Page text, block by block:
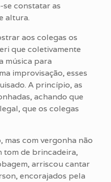
constatar as
altura.
aos colegas os
que coletivamente
música para
improvisação, esses
A princípio, as
achando que
que os colegas
com vergonha não
tom de brincadeira,
arriscou cantar
encorajados pela